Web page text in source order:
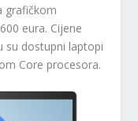
grafičkom
eura. Cijene
su dostupni laptopi
Core procesora.